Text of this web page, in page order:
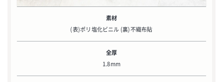
素材
(表)ポリ塩化ビニル (裏)不織布貼
全厚
1.8mm